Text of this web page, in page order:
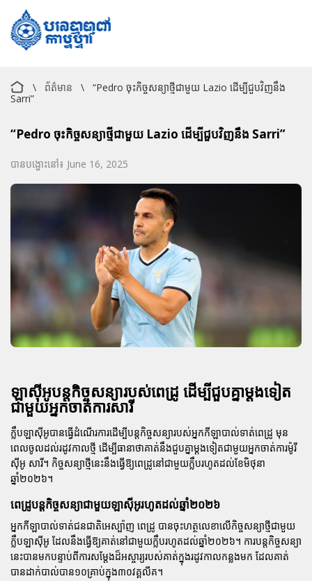
\ ព័ត៌មាន \
“Pedro ចុះកិច្ចសន្យាថ្មីជាមួយ Lazio ដើម្បីជួបវិញនឹង
Sarri”
“Pedro ចុះកិច្ចសន្យាថ្មីជាមួយ Lazio ដើម្បីជួបវិញនឹង Sarri”
បានបង្ហោះនៅ៖ June 16, 2025
ឡាស៊ីអូបន្តកិច្ចសន្យារបស់ពេដ្រូ ដើម្បីជួបគ្នាម្តងទៀត
ជាមួយអ្នកចាត់ការសារី
ក្លឹបឡាស៊ីអូបានធ្វើដំណើរការដើម្បីបន្តកិច្ចសន្យារបស់អ្នកកីឡាបាល់ទាត់ពេដ្រូ មុន
ពេលចូលដល់រដូវកាលថ្មី ដើម្បីធានាថាគាត់នឹងជួបគ្នាម្តងទៀតជាមួយអ្នកចាត់ការម៉ូរី
ស៊ីអូ សារី។ កិច្ចសន្យាថ្មីនេះនឹងធ្វើឱ្យពេដ្រូនៅជាមួយក្លឹបរហូតដល់ខែមិថុនា
ឆ្នាំ២០២៦។
ពេដ្រូបន្តកិច្ចសន្យាជាមួយឡាស៊ីអូរហូតដល់ឆ្នាំ២០២៦
អ្នកកីឡាបាល់ទាត់ជនជាតិអេស្ប៉ាញ ពេដ្រូ បានចុះហត្ថលេខាលើកិច្ចសន្យាថ្មីជាមួយ
ក្លឹបឡាស៊ីអូ ដែលនឹងធ្វើឱ្យគាត់នៅជាមួយក្លឹបរហូតដល់ឆ្នាំ២០២៦។ ការបន្តកិច្ចសន្យា
នេះបានមកបន្ទាប់ពីការសម្តែងដ៏អស្ចារ្យរបស់គាត់ក្នុងរដូវកាលកន្លងមក ដែលគាត់
បានដាក់បាល់បាន១០គ្រាប់ក្នុង៣០វគ្គលីគ។